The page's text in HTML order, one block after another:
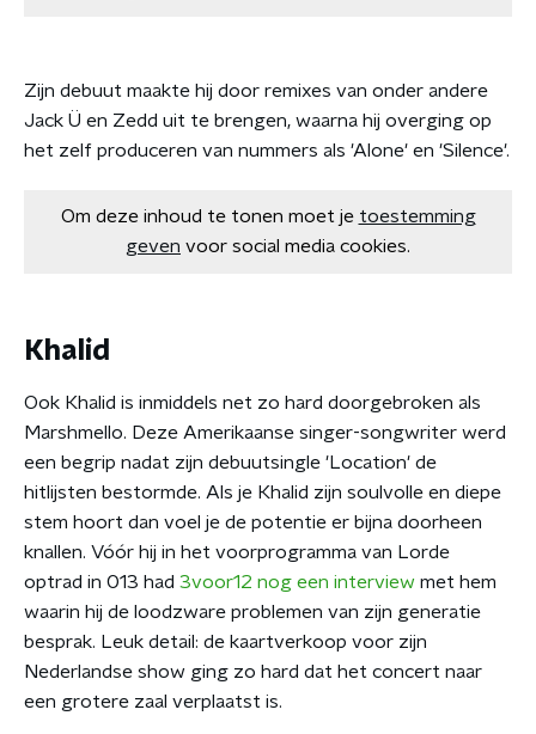
Zijn debuut maakte hij door remixes van onder andere
Jack Ü en Zedd uit te brengen, waarna hij overging op
het zelf produceren van nummers als 'Alone' en 'Silence'.
Om deze inhoud te tonen moet je toestemming
geven voor social media cookies.
Khalid
Ook Khalid is inmiddels net zo hard doorgebroken als
Marshmello. Deze Amerikaanse singer-songwriter werd
een begrip nadat zijn debuutsingle 'Location' de
hitlijsten bestormde. Als je Khalid zijn soulvolle en diepe
stem hoort dan voel je de potentie er bijna doorheen
knallen. Vóór hij in het voorprogramma van Lorde
optrad in 013 had 3voor12 nog een interview met hem
waarin hij de loodzware problemen van zijn generatie
besprak. Leuk detail: de kaartverkoop voor zijn
Nederlandse show ging zo hard dat het concert naar
een grotere zaal verplaatst is.